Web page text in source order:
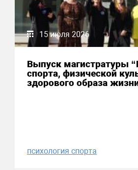
15 июля 2026
Выпуск магистратуры
спорта, физической
здорового образа
психология спорта